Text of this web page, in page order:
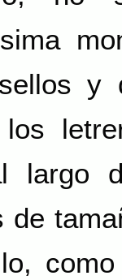
y
los
largo
de